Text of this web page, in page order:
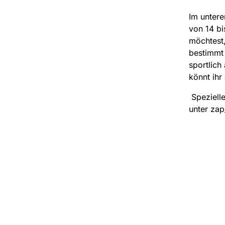
Im
von 14
sportlich
könnt ihr
unter